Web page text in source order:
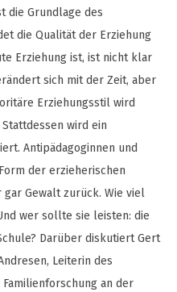
die Grundlage des
die Qualität der Erziehung
Erziehung ist, ist nicht klar
sich mit der Zeit, aber
Erziehungsstil wird
wird ein
Antipädagoginnen und
der erzieherischen
Gewalt zurück. Wie viel
wer sollte sie leisten: die
Darüber diskutiert Gert
Leiterin des
an der